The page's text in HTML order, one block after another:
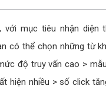
với mục tiêu nhận diện
có thể chọn những từ
độ truy vấn cao >
hiện nhiều > số click